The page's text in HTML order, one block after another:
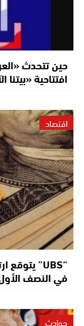
حين تتحدث
افتتاحية «بيتنا
اقتصاد
في النصف الأول
حوادث